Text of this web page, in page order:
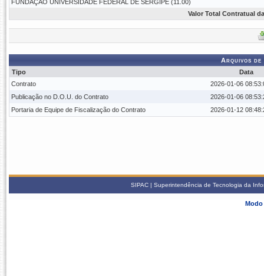
FUNDAÇÃO UNIVERSIDADE FEDERAL DE SERGIPE (11.00)
Valor Total Contratual
Arquivos
Tipo
Data
Contrato
2026-01-06
Publicação no D.O.U. do Contrato
2026-01-06
Portaria de Equipe de Fiscalização do Contrato
2026-01-12
SIPAC | Superintendência de Tecnologia da
Modo